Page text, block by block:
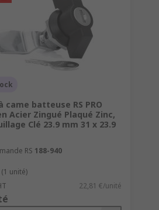
d'entrée).
est fixé dans
C'est donc une
came batteuse RS PRO
Acier Zingué Plaqué Zinc,
Clé 23.9 mm 31 x 23.9
RS 188-940
unité)
22,81 €/unité